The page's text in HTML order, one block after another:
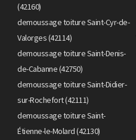
(42160)
demoussage toiture Saint-Cyr-de-
Valorges (42114)
demoussage toiture Saint-Denis-
de-Cabanne (42750)
demoussage toiture Saint-Didier-
sur-Rochefort (42111)
demoussage toiture Saint-
Étienne-le-Molard (42130)